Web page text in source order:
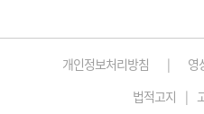
개인정보처리방침
영
법적고지